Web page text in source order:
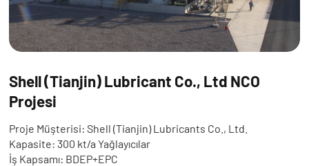
Shell (Tianjin) Lubricant Co., Ltd NCO
Projesi
Proje Müşterisi: Shell (Tianjin) Lubricants Co., Ltd.
Kapasite: 300 kt/a Yağlayıcılar
İş Kapsamı: BDEP+EPC